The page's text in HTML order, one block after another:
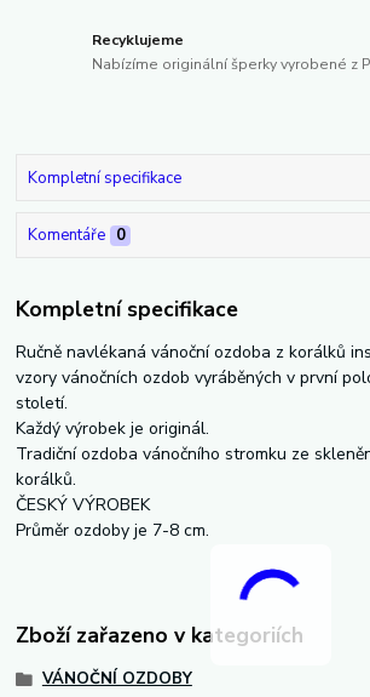
Recyklujeme
Nabízíme originální šperky vyrobené z
Kompletní specifikace
Komentáře 0
Kompletní specifikace
Ručně navlékaná vánoční ozdoba z korálků
vzory vánočních ozdob vyráběných v první
století.
Každý výrobek je originál.
Tradiční ozdoba vánočního stromku ze
korálků.
ČESKÝ VÝROBEK
Průměr ozdoby je 7-8 cm.
Zboží zařazeno v kategoriích
VÁNOČNÍ OZDOBY